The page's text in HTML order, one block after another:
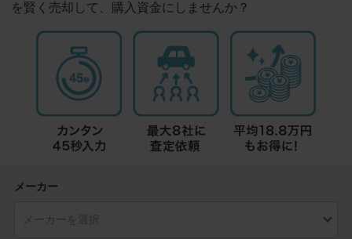
を賢く売却して、購入資金にしませんか？
メーカー